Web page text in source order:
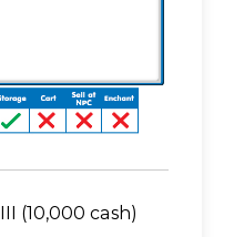
(10,000 cash)